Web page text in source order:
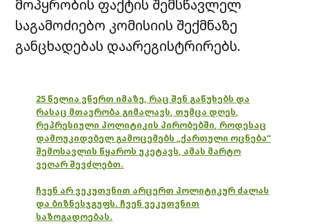
მოპყრობის ფაქტის შემსწავლელ
საგამოძიებო კომისიის შექმნაზე
განცხადებას დაარეგისტრირებს.
25 წელია ვწერთ იმაზე, რაც შენ გაწუხებს და
რასაც მთავრობა გიმალავს, თუმცა დღეს,
რეპრესიული პოლიტიკის პირობებში, როდესაც
დამოუკიდებელ გამოცემებს „ქართული ოცნება“
შემოსავლის წყაროს უკეტავს, ამას მარტო
ვეღარ შევძლებთ.
ჩვენ არ ვეკუთვნით არცერთ პოლიტიკურ ძალას
და ბიზნესჯგუფს. ჩვენ ვეკუთვნით
საზოგადოებას.